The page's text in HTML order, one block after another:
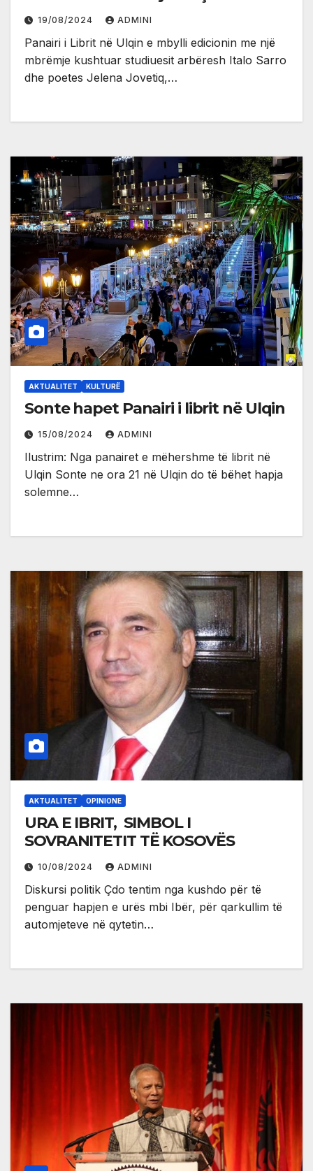
19/08/2024 ADMINI
Panairi i Librit në Ulqin e mbylli edicionin me një
mbrëmje kushtuar studiuesit arbëresh Italo Sarro
dhe poetes Jelena Jovetiq,…
AKTUALITET KULTURË
Sonte hapet Panairi i librit në Ulqin
15/08/2024 ADMINI
Ilustrim: Nga panairet e mëhershme të librit në
Ulqin Sonte ne ora 21 në Ulqin do të bëhet hapja
solemne…
AKTUALITET OPINIONE
URA E IBRIT, SIMBOL I
SOVRANITETIT TË KOSOVËS
10/08/2024 ADMINI
Diskursi politik Çdo tentim nga kushdo për të
penguar hapjen e urës mbi Ibër, për qarkullim të
automjeteve në qytetin…